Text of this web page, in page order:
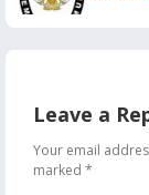
Leave a
Your email
marked *